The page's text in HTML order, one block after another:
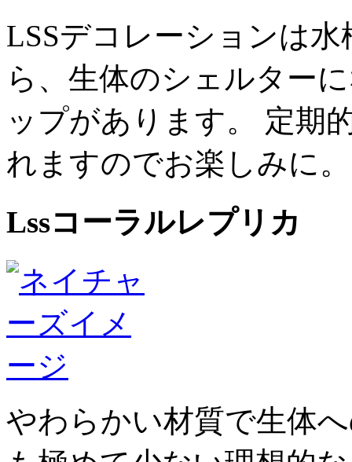
LSSデコレーションは
ら、生体のシェルター
ップがあります。 定期
れますのでお楽しみに。
Lssコーラルレプリカ
やわらかい材質で生体